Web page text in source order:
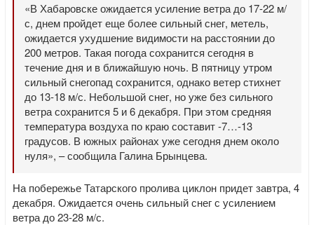
«В Хабаровске ожидается усиление ветра до 17-22 м/
с, днем пройдет еще более сильный снег, метель,
ожидается ухудшение видимости на расстоянии до
200 метров. Такая погода сохранится сегодня в
течение дня и в ближайшую ночь. В пятницу утром
сильный снегопад сохранится, однако ветер стихнет
до 13-18 м/с. Небольшой снег, но уже без сильного
ветра сохранится 5 и 6 декабря. При этом средняя
температура воздуха по краю составит -7…-13
градусов. В южных районах уже сегодня днем около
нуля», – сообщила Галина Брынцева.
На побережье Татарского пролива циклон придет завтра, 4
декабря. Ожидается очень сильный снег с усилением
ветра до 23-28 м/с.